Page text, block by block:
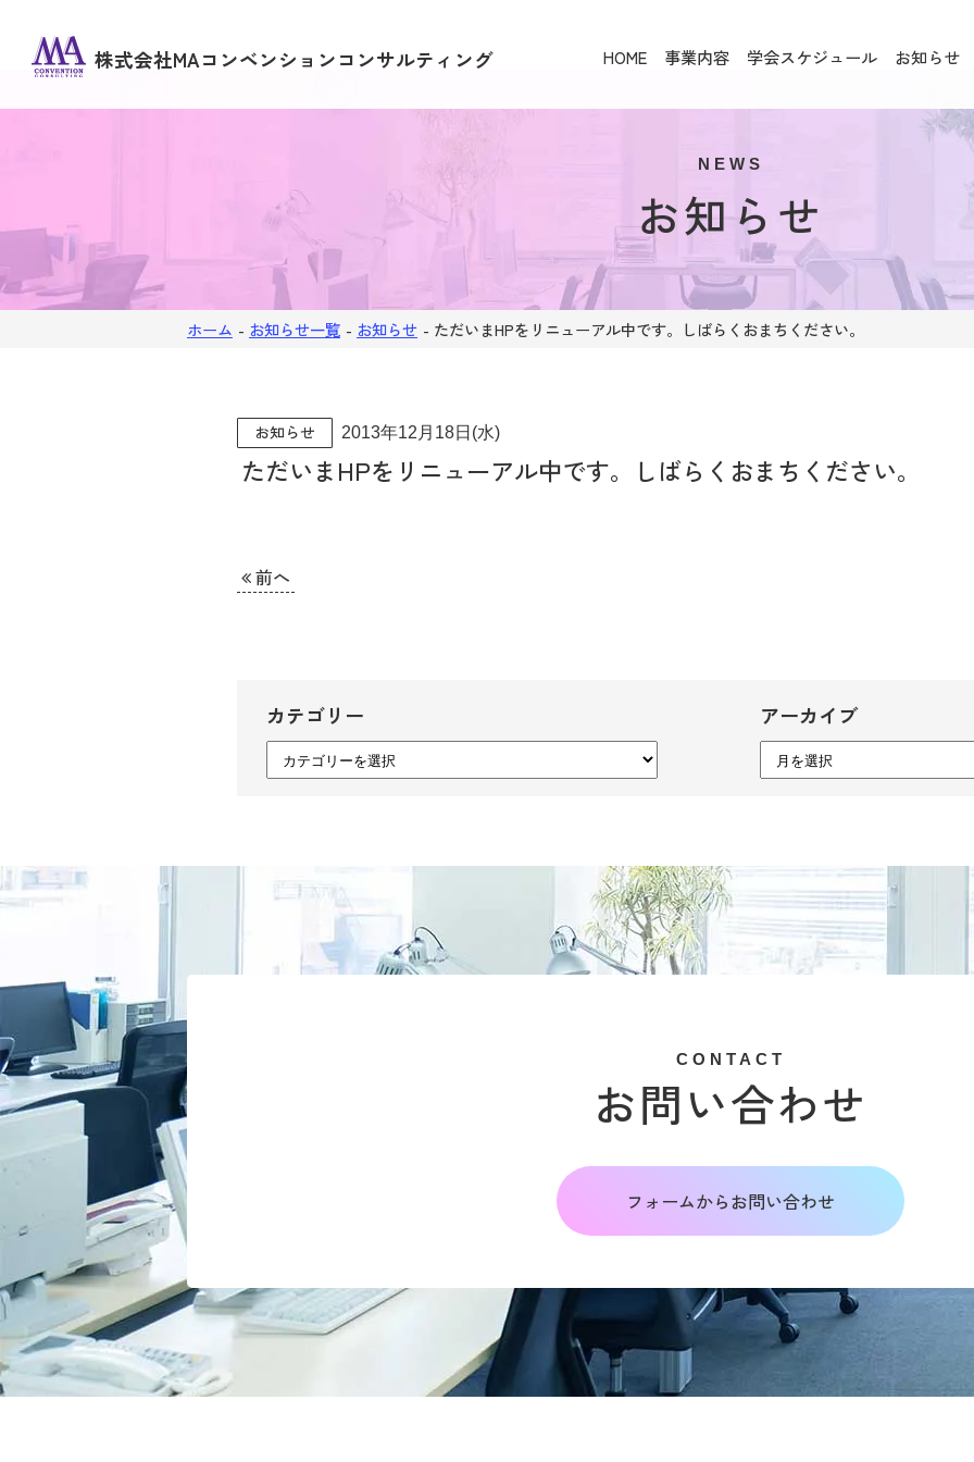
株式会社MAコンベンションコンサルティング HOME 事業内容 学会スケジュール お知らせ
NEWS
お知らせ
ホーム - お知らせ一覧 - お知らせ - ただいまHPをリニューアル中です。しばらくおまちください。
ただいまHPをリニューアル中です。しばらくおまちください。
お知らせ 2013年12月18日(水)
前へ
カテゴリー
テ
アーカイブ
ー
CONTACT
お問い合わせ
フォームからお問い合わせ